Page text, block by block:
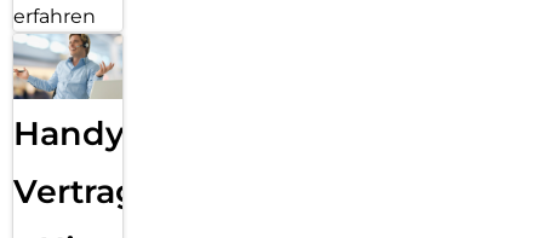
erfahren
Handy
Vertragsabwicklung